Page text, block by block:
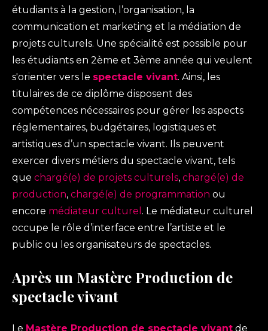
étudiants à la gestion, l’organisation, la
communication et marketing et la médiation de
projets culturels. Une spécialité est possible pour
les étudiants en 2ème et 3ème année qui veulent
s'orienter vers le spectacle vivant. Ainsi, les
titulaires de ce diplôme disposent des
compétences nécessaires pour gérer les aspects
réglementaires, budgétaires, logistiques et
artistiques d’un spectacle vivant. Ils peuvent
exercer divers métiers du spectacle vivant, tels
que chargé(e) de projets culturels, chargé(e) de
production, chargé(e) de programmation ou
encore médiateur culturel . Le médiateur culturel
occupe le rôle d’interface entre l’artiste et le
public ou les organisateurs de spectacles.
Après un Mastère Production de
spectacle vivant
Le Mastère Production de spectacle vivant de